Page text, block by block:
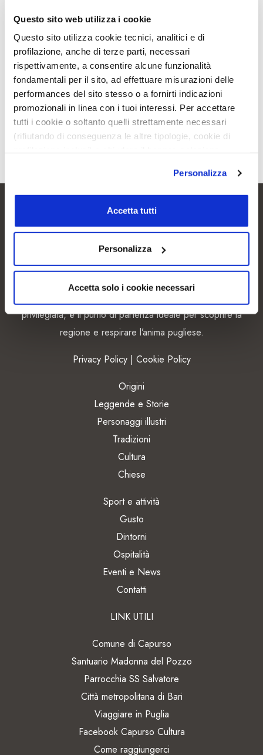
Questo sito web utilizza i cookie
Questo sito utilizza cookie tecnici, analitici e di
profilazione, anche di terze parti, necessari
rispettivamente, a consentire alcune funzionalità
fondamentali per il sito, ad effettuare misurazioni delle
performances del sito stesso o a fornirti indicazioni
promozionali in linea con i tuoi interessi. Per accettare
tutti i cookie o soltanto quelli strettamente necessari
(rifiutando di conseguenza le altre tipologie, cookie di
alcune categorie di cookie o servizi, seleziona l’opzione
«Personalizza». Per avere maggiori informazioni
cookie policy .
Personalizza
Accetta tutti
Personalizza
Accetta solo i cookie necessari
privilegiata, è il punto di partenza ideale per scoprire la
regione e respirare l’anima pugliese.
Privacy Policy| Cookie Policy
Origini
Leggende e Storie
Personaggi illustri
Tradizioni
Cultura
Chiese
Sport e attività
Gusto
Dintorni
Ospitalità
Eventi e News
Contatti
LINK UTILI
Comune di Capurso
Santuario Madonna del Pozzo
Parrocchia SS Salvatore
Città metropolitana di Bari
Viaggiare in Puglia
Facebook Capurso Cultura
Come raggiungerci